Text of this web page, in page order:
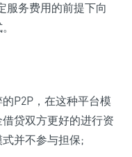
服务费用的前提下向
P2P，在这种平台模
贷双方更好的进行资
并不参与担保;